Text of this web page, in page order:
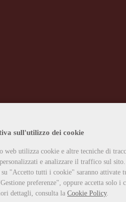
sull'utilizzo dei cookie
web utilizza cookie e altre tecniche di
e analizzare il traffico sul sito.
su "Accetto tutti i cookie" saranno attivate
preferenze", oppure accetta solo
dettagli, consulta la Cookie Policy.